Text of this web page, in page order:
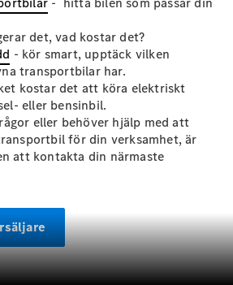
det, vad kostar det?
- kör smart, upptäck vilken
transportbilar har.
kostar det att köra elektriskt
eller bensinbil.
eller behöver hjälp med att
för din verksamhet, är
att kontakta din närmaste